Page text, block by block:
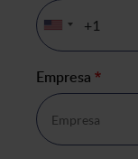
Empresa *